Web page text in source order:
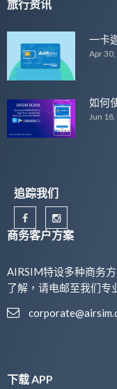
旅行资讯
一卡
Apr
如何
Jun
追踪我们
商务客户方案
AIRSIM特设多种商务
了解，请电邮至我们专
下载 APP